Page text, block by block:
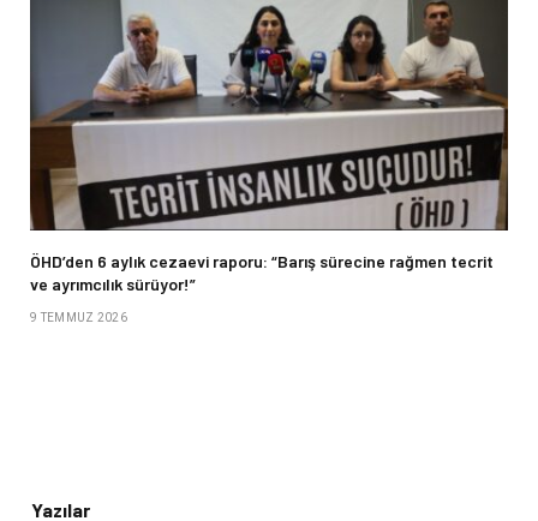
ÖHD’den 6 aylık cezaevi raporu: “Barış sürecine rağmen tecrit
ve ayrımcılık sürüyor!”
9 TEMMUZ 2026
Yazılar